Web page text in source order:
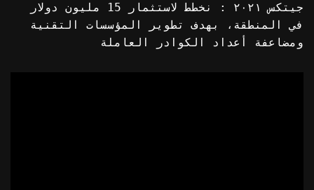
جيتكس ٢٠٢١ : نخطط لاستثمار 15 مليون دولار
في المنطقة، بهدف تطوير المؤسسات التقنية
ومضاعفة أعداد الكوادر العاملة